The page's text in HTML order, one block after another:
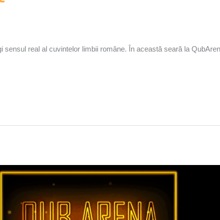
real al cuvintelor limbii române. În această seară la